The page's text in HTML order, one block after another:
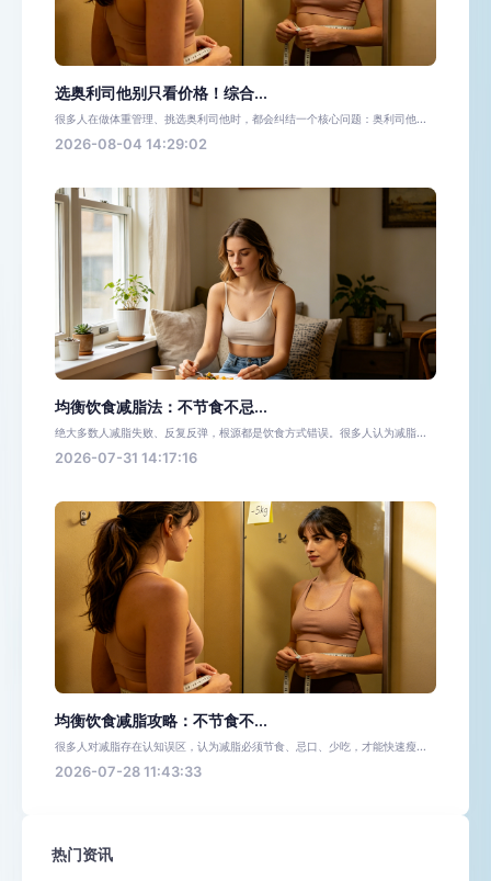
选奥利司他别只看价格！综合...
很多人在做体重管理、挑选奥利司他时，都会纠结一个核心问题：奥利司他...
2026-08-04 14:29:02
均衡饮食减脂法：不节食不忌...
绝大多数人减脂失败、反复反弹，根源都是饮食方式错误。很多人认为减脂...
2026-07-31 14:17:16
均衡饮食减脂攻略：不节食不...
很多人对减脂存在认知误区，认为减脂必须节食、忌口、少吃，才能快速瘦...
2026-07-28 11:43:33
热门资讯